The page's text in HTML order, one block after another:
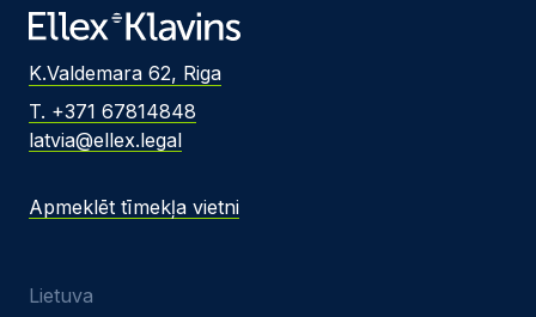
K.Valdemara 62, Riga
T. +371 67814848
latvia@ellex.legal
Apmeklēt tīmekļa vietni
Lietuva